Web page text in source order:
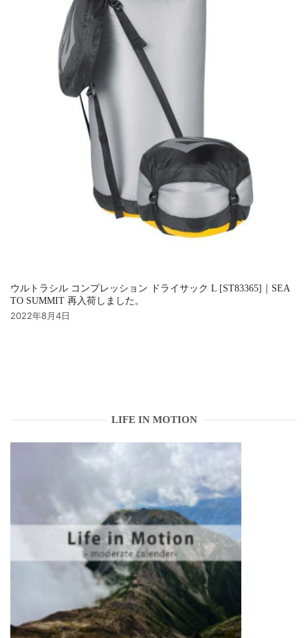
ウルトラシル コンプレッション ドライサック L [ST83365]｜SEA
TO SUMMIT 再入荷しました。
2022年8月4日
LIFE IN MOTION